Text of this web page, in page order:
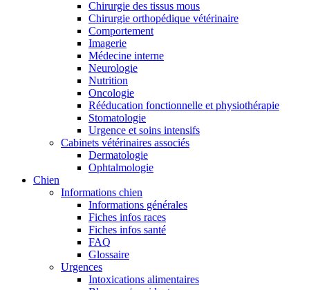
Chirurgie des tissus mous
Chirurgie orthopédique vétérinaire
Comportement
Imagerie
Médecine interne
Neurologie
Nutrition
Oncologie
Rééducation fonctionnelle et physiothérapie
Stomatologie
Urgence et soins intensifs
Cabinets vétérinaires associés
Dermatologie
Ophtalmologie
Chien
Informations chien
Informations générales
Fiches infos races
Fiches infos santé
FAQ
Glossaire
Urgences
Intoxications alimentaires